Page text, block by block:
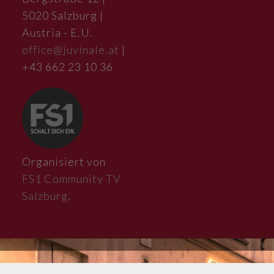
5020 Salzburg |
Austria - E.U.
office@juvinale.at |
+43 662 23 10 36
Organisiert von
FS1 Community TV
Salzburg.